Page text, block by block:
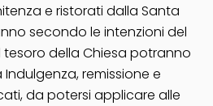
e ristorati dalla Santa
secondo le intenzioni del
della Chiesa potranno
remissione e
da potersi applicare alle